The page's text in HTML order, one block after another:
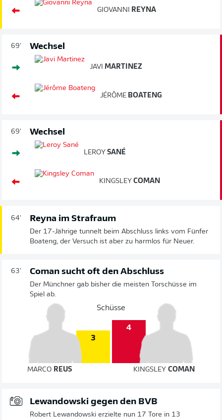
GIOVANNI REYNA
69' Wechsel
JAVI MARTINEZ
JÉRÔME BOATENG
69' Wechsel
LEROY SANÉ
KINGSLEY COMAN
64' Reyna im Strafraum
Der 17-Jährige tunnelt beim Abschluss links vom Fünfer
Boateng, der Versuch ist aber zu harmlos für Neuer.
63' Coman sucht oft den Abschluss
Der Münchner gab bisher die meisten Torschüsse im
Spiel ab.
Schüsse
3
4
MARCO REUS KINGSLEY COMAN
Lewandowski gegen den BVB
Robert Lewandowski erzielte nun 17 Tore in 13